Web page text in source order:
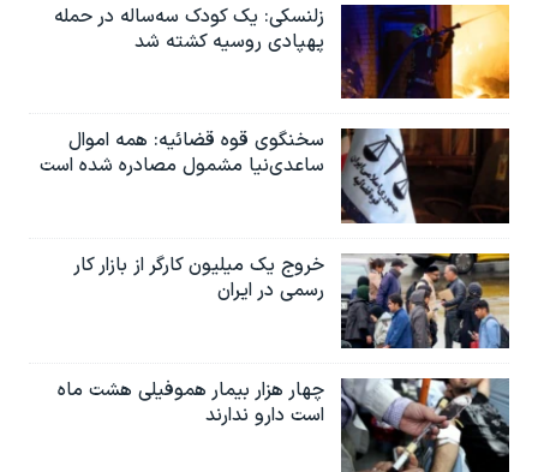
زلنسکی: یک کودک سه‌ساله در حمله
پهپادی روسیه کشته شد
سخنگوی قوه قضائیه: همه اموال
ساعدی‌نیا مشمول مصادره شده است
خروج یک میلیون کارگر از بازار کار
رسمی در ایران
چهار هزار بیمار هموفیلی هشت ماه
است دارو ندارند